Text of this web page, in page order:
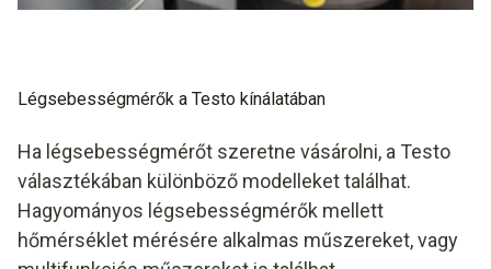
Légsebességmérők a Testo kínálatában
Ha légsebességmérőt szeretne vásárolni, a Testo
választékában különböző modelleket találhat.
Hagyományos légsebességmérők mellett
hőmérséklet mérésére alkalmas műszereket, vagy